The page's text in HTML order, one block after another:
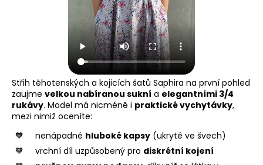
Střih těhotenských a kojicích šatů Saphira na první pohled
zaujme velkou nabíranou sukní a elegantními 3/4
rukávy. Model má nicméně i praktické vychytávky,
mezi nimiž oceníte:
nenápadné hluboké kapsy (ukryté ve švech)
vrchní díl uzpůsobený pro diskrétní kojení